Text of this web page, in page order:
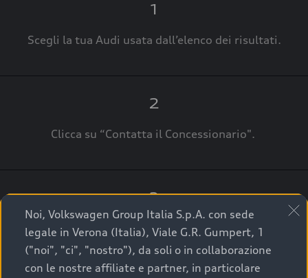
1
Scegli la tua Audi usata dall’elenco dei risultati.
2
Clicca su “Contatta il Concessionario".
3
A breve verrai ricontattato dal Customer Care
Audi Center o direttamente dal Concessionario
che ti supporterà per finalizzare la tua richiesta.
Noi, Volkswagen Group Italia S.p.A. con sede
legale in Verona (Italia), Viale G.R. Gumpert, 1
("noi", "ci", "nostro"), da soli o in collaborazione
con le nostre affiliate e partner, in particolare